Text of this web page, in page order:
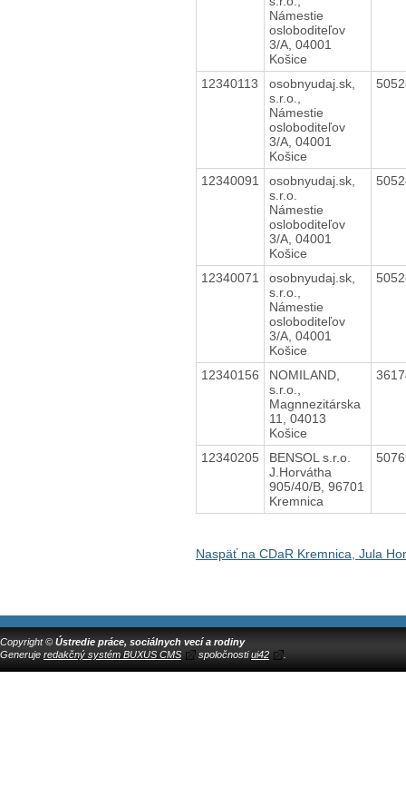
Námestie
osloboditeľov
3/A, 04001
Košice
12340113
osobnyudaj.sk,
s.r.o.,
Námestie
osloboditeľov
3/A, 04001
Košice
12340091
osobnyudaj.sk,
s.r.o.
Námestie
osloboditeľov
3/A, 04001
Košice
12340071
osobnyudaj.sk,
s.r.o.,
Námestie
osloboditeľov
3/A, 04001
Košice
12340156
NOMILAND,
s.r.o.,
Magnnezitárska
11, 04013
Košice
12340205
BENSOL s.r.o.
J.Horvátha
905/40/B, 96701
Kremnica
Naspäť na CDaR Kremnica, Jula
Copyright © Ústredie práce, sociálnych vecí a rodiny
Generuje redakčný systém BUXUS CMS spoločnostiui42